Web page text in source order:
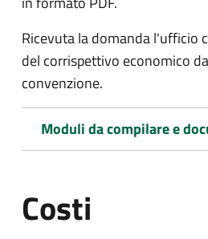
Ricevuta la domanda l'ufficio
del corrispettivo economico
convenzione.
Moduli da compilare e
Costi